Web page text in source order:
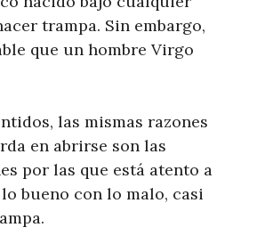
trampa. Sin embargo,
que un hombre Virgo
las mismas razones
en abrirse son las
por las que está atento a
bueno con lo malo, casi